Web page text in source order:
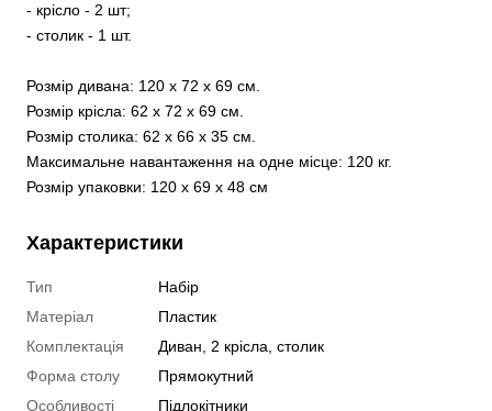
- крісло - 2 шт;
- столик - 1 шт.
Розмір дивана: 120 х 72 х 69 см.
Розмір крісла: 62 х 72 х 69 см.
Розмір столика: 62 х 66 х 35 см.
Максимальне навантаження на одне місце: 120 кг.
Розмір упаковки: 120 х 69 х 48 см
Характеристики
Тип
Набір
Матеріал
Пластик
Комплектація
Диван, 2 крісла, столик
Форма столу
Прямокутний
Особливості
Підлокітники